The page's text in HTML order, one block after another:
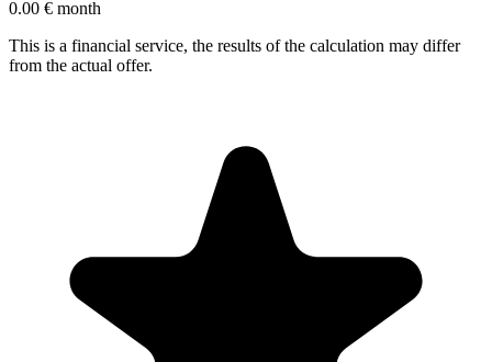
0.00 € month
This is a financial service, the results of the calculation may differ
from the actual offer.